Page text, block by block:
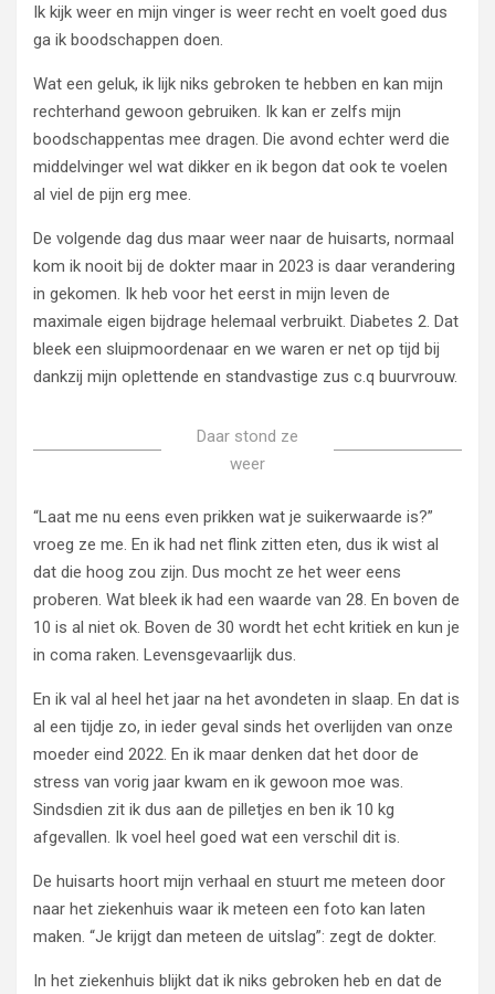
Ik kijk weer en mijn vinger is weer recht en voelt goed dus
ga ik boodschappen doen.
Wat een geluk, ik lijk niks gebroken te hebben en kan mijn
rechterhand gewoon gebruiken. Ik kan er zelfs mijn
boodschappentas mee dragen. Die avond echter werd die
middelvinger wel wat dikker en ik begon dat ook te voelen
al viel de pijn erg mee.
De volgende dag dus maar weer naar de huisarts, normaal
kom ik nooit bij de dokter maar in 2023 is daar verandering
in gekomen. Ik heb voor het eerst in mijn leven de
maximale eigen bijdrage helemaal verbruikt. Diabetes 2. Dat
bleek een sluipmoordenaar en we waren er net op tijd bij
dankzij mijn oplettende en standvastige zus c.q buurvrouw.
Daar stond ze
weer
“Laat me nu eens even prikken wat je suikerwaarde is?”
vroeg ze me. En ik had net flink zitten eten, dus ik wist al
dat die hoog zou zijn. Dus mocht ze het weer eens
proberen. Wat bleek ik had een waarde van 28. En boven de
10 is al niet ok. Boven de 30 wordt het echt kritiek en kun je
in coma raken. Levensgevaarlijk dus.
En ik val al heel het jaar na het avondeten in slaap. En dat is
al een tijdje zo, in ieder geval sinds het overlijden van onze
moeder eind 2022. En ik maar denken dat het door de
stress van vorig jaar kwam en ik gewoon moe was.
Sindsdien zit ik dus aan de pilletjes en ben ik 10 kg
afgevallen. Ik voel heel goed wat een verschil dit is.
De huisarts hoort mijn verhaal en stuurt me meteen door
naar het ziekenhuis waar ik meteen een foto kan laten
maken. “Je krijgt dan meteen de uitslag”: zegt de dokter.
In het ziekenhuis blijkt dat ik niks gebroken heb en dat de